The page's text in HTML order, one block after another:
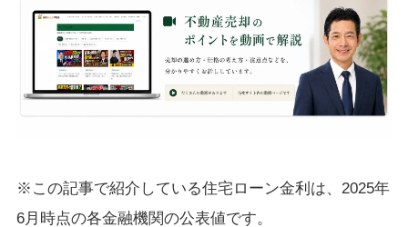
※この記事で紹介している住宅ローン金利は、2025年
6月時点の各金融機関の公表値です。